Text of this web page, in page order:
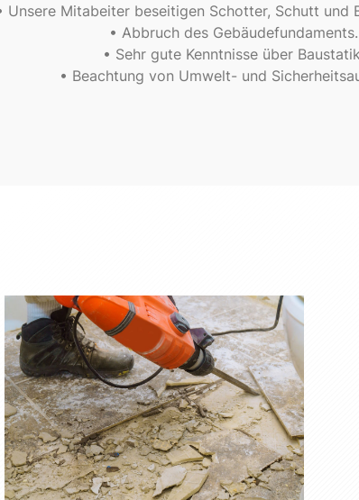
Unsere Mitabeiter beseitigen Schotter, Schutt und
• Abbruch des Gebäudefundaments.
• Sehr gute Kenntnisse über
• Beachtung von Umwelt- und